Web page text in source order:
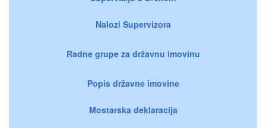
Nalozi Supervizora
Radne grupe za državnu imovinu
Popis državne imovine
Mostarska deklaracija